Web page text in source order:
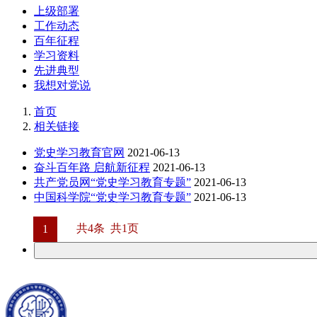
上级部署
工作动态
百年征程
学习资料
先进典型
我想对党说
首页
相关链接
党史学习教育官网 2021-06-13
奋斗百年路 启航新征程 2021-06-13
共产党员网“党史学习教育专题” 2021-06-13
中国科学院“党史学习教育专题” 2021-06-13
1 共4条 共1页